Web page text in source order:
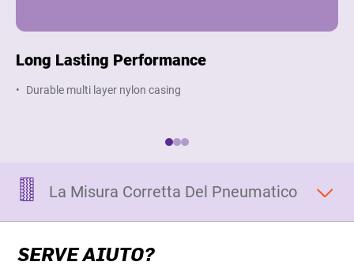
Long Lasting Performance
Durable multi layer nylon casing
La Misura Corretta Del Pneumatico
SERVE AIUTO?